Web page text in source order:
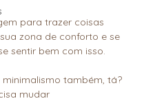
para trazer coisas
zona de conforto e se
sentir bem com isso.
minimalismo também, tá?
mudar